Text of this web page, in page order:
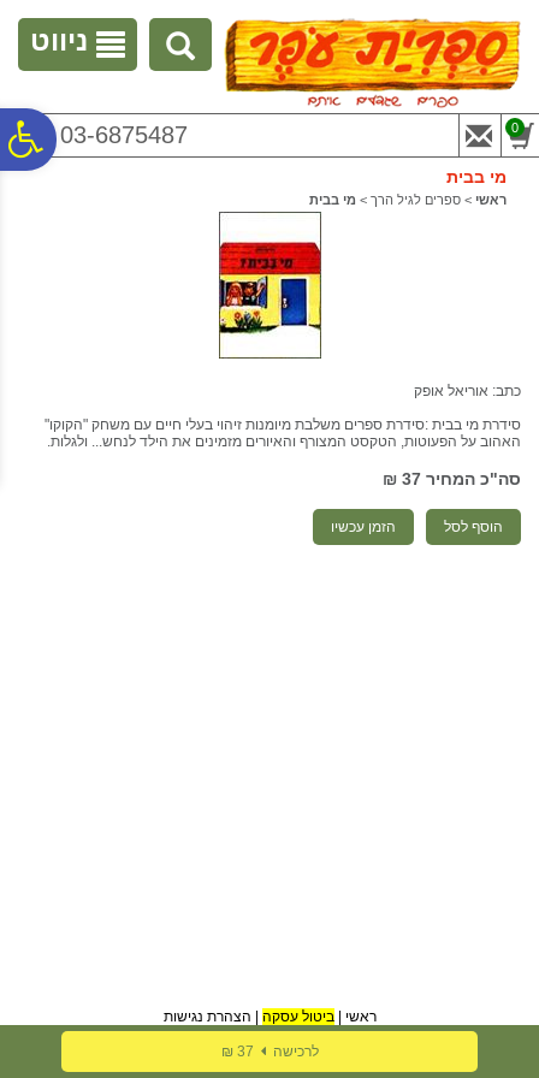
נגישות
אתר
המרכזי
ניווט
03-6875487 0
מי בבית
ראשי > ספרים לגיל הרך > מי בבית
כתב: אוריאל אופק
סידרת מי בבית :סידרת ספרים משלבת מיומנות זיהוי בעלי חיים עם משחק "הקוקו"
האהוב על הפעוטות, הטקסט המצורף והאיורים מזמינים את הילד לנחש... ולגלות.
סה"כ המחיר 37 ₪
הוסף לסל הזמן עכשיו
ראשי |ביטול עסקה הצהרת נגישות
לרכישה 37 ₪